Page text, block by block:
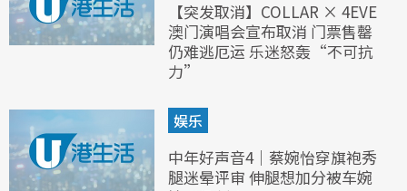
【突发取消】COLLAR × 4EVE
澳门演唱会宣布取消 门票售罄
仍难逃厄运 乐迷怒轰“不可抗
力”
娱乐
中年好声音4｜蔡婉怡穿旗袍秀
腿迷晕评审 伸腿想加分被车婉